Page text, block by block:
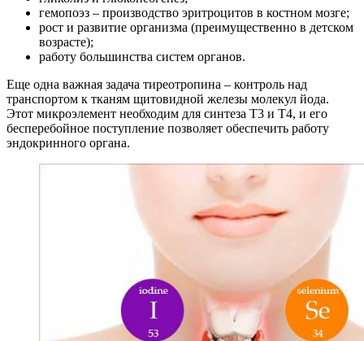
гемопоэз – производство эритроцитов в костном мозге;
рост и развитие организма (преимущественно в детском
возрасте);
работу большинства систем органов.
Еще одна важная задача тиреотропина – контроль над
транспортом к тканям щитовидной железы молекул йода.
Этот микроэлемент необходим для синтеза Т3 и Т4, и его
бесперебойное поступление позволяет обеспечить работу
эндокринного органа.